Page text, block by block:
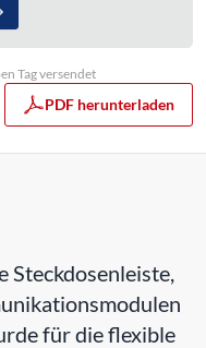
Tag versendet
PDF herunterladen
für die flexible